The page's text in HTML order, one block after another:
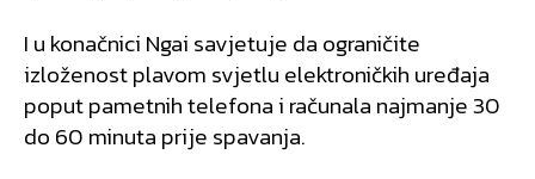
I u konačnici Ngai savjetuje da ograničite
izloženost plavom svjetlu elektroničkih uređaja
poput pametnih telefona i računala najmanje 30
do 60 minuta prije spavanja.